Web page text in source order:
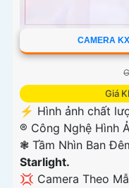
CAMERA
Giá
️⚡ Hình ảnh chất
®️ Công Nghệ Hình
❃ Tầm Nhìn Ban
Starlight.
💢 Camera Theo